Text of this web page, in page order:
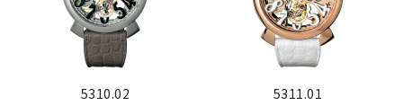
5310.02
5311.01